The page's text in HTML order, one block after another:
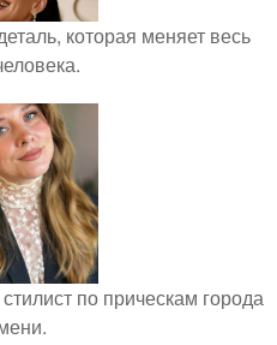
которая меняет весь
по прическам города